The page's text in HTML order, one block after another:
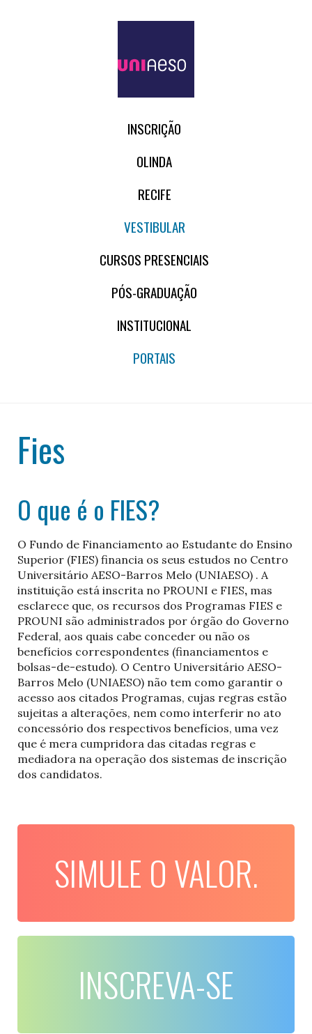
INSCRIÇÃO
OLINDA
RECIFE
VESTIBULAR
CURSOS PRESENCIAIS
PÓS-GRADUAÇÃO
INSTITUCIONAL
PORTAIS
Fies
O que é o FIES?
O Fundo de Financiamento ao Estudante do Ensino
Superior (FIES) financia os seus estudos no Centro
Universitário AESO-Barros Melo (UNIAESO) . A
instituição está inscrita no PROUNI e FIES, mas
esclarece que, os recursos dos Programas FIES e
PROUNI são administrados por órgão do Governo
Federal, aos quais cabe conceder ou não os
benefícios correspondentes (financiamentos e
bolsas-de-estudo). O Centro Universitário AESO-
Barros Melo (UNIAESO) não tem como garantir o
acesso aos citados Programas, cujas regras estão
sujeitas a alterações, nem como interferir no ato
concessório dos respectivos benefícios, uma vez
que é mera cumpridora das citadas regras e
mediadora na operação dos sistemas de inscrição
dos candidatos.
SIMULE O VALOR.
INSCREVA-SE